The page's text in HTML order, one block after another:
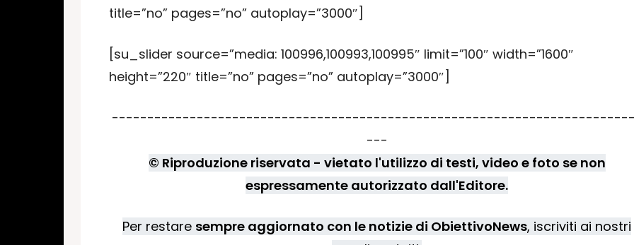
title=”no” pages=”no” autoplay=”3000″]
[su_slider source=”media: 100996,100993,100995″ limit=”100″ width=”1600″
height=”220″ title=”no” pages=”no” autoplay=”3000″]
---
© Riproduzione riservata - vietato l'utilizzo di testi, video e foto se non
espressamente autorizzato dall'Editore.
Per restare sempre aggiornato con le notizie di ObiettivoNews, iscriviti ai nostri